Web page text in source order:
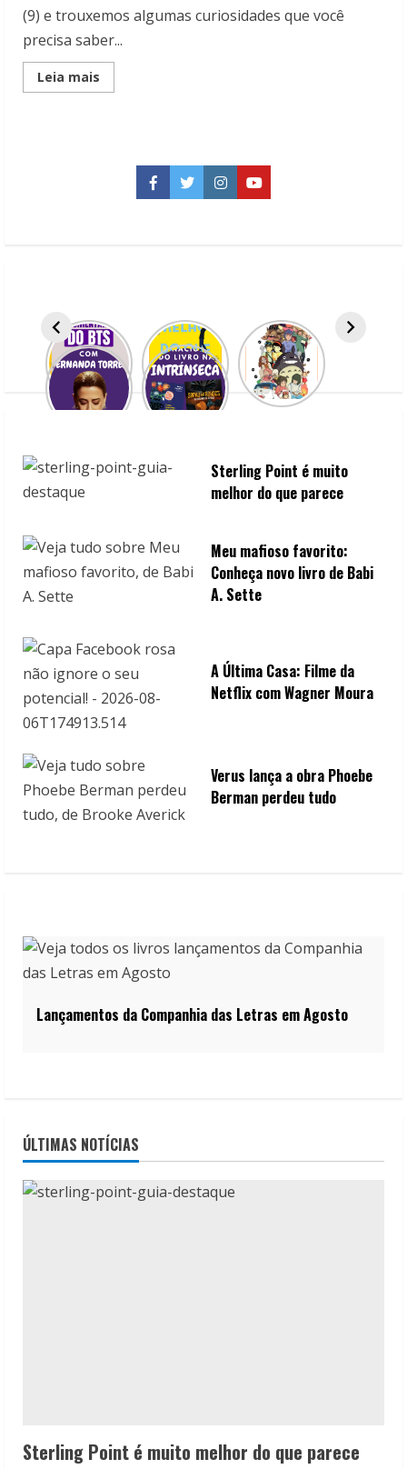
(9) e trouxemos algumas curiosidades que você
precisa saber...
Leia mais
more
Facebook
TwitterInstagramYouTube
Sterling Point é muito
melhor do que parece
Meu mafioso favorito:
Conheça novo livro de Babi
A. Sette
A Última Casa: Filme da
Netflix com Wagner Moura
Verus lança a obra Phoebe
Berman perdeu tudo
Lançamentos da Companhia das Letras em Agosto
ÚLTIMAS NOTÍCIAS
Sterling Point é muito melhor do que parece